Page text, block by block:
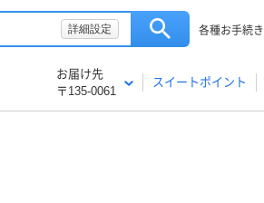
詳細設定 各種お手続き
お届け先
〒135-0061
スイートポイント